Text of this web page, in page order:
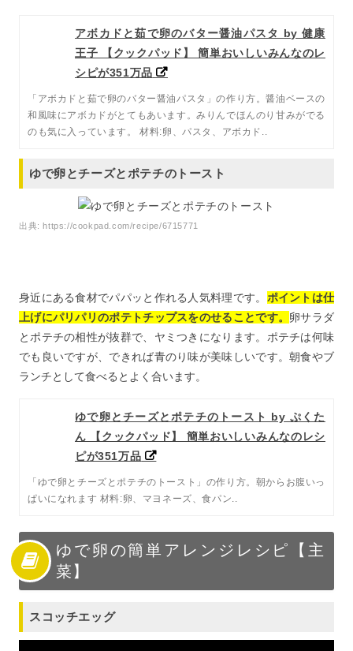
アボカドと茹で卵のバター醤油パスタ by 健康
王子 【クックパッド】 簡単おいしいみんなのレ
シピが351万品
「アボカドと茹で卵のバター醤油パスタ」の作り方。醤油ベースの
和風味にアボカドがとてもあいます。みりんでほんのり甘みがでる
のも気に入っています。 材料:卵、パスタ、アボカド..
ゆで卵とチーズとポテチのトースト
出典:https://cookpad.com/recipe/6715771
身近にある食材でパパッと作れる人気料理です。 ポイントは仕
上げにパリパリのポテトチップスをのせることです。 卵サラダ
とポテチの相性が抜群で、ヤミつきになります。ポテチは何味
でも良いですが、できれば青のり味が美味しいです。朝食やブ
ランチとして食べるとよく合います。
ゆで卵とチーズとポテチのトースト by ぷくた
ん 【クックパッド】 簡単おいしいみんなのレシ
ピが351万品
「ゆで卵とチーズとポテチのトースト」の作り方。朝からお腹いっ
ぱいになれます 材料:卵、マヨネーズ、食パン..
ゆで卵の簡単アレンジレシピ【主
菜】
スコッチエッグ